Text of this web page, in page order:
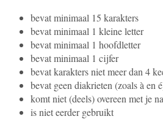
bevat minimaal 15 karakters
bevat minimaal 1 kleine letter
bevat minimaal 1 hoofdletter
bevat minimaal 1 cijfer
bevat karakters niet meer dan 4
bevat geen diakrieten (zoals à en
komt niet (deels) overeen met je
is niet eerder gebruikt